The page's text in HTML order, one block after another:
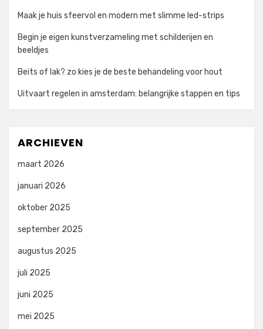
Maak je huis sfeervol en modern met slimme led-strips
Begin je eigen kunstverzameling met schilderijen en
beeldjes
Beits of lak? zo kies je de beste behandeling voor hout
Uitvaart regelen in amsterdam: belangrijke stappen en tips
ARCHIEVEN
maart 2026
januari 2026
oktober 2025
september 2025
augustus 2025
juli 2025
juni 2025
mei 2025